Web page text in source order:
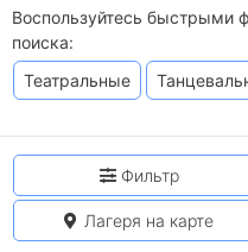
Воспользуйтесь быстрыми
поиска:
Театральные
Фильтр
Лагеря на карте